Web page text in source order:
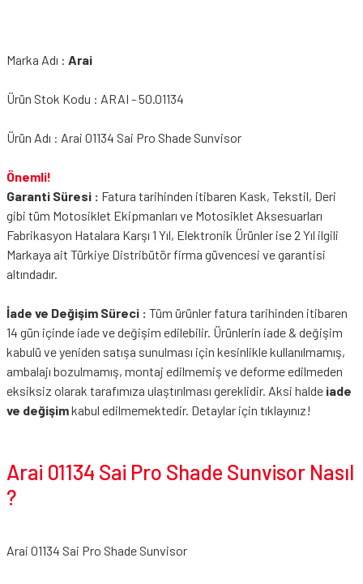
Marka Adı : Arai
Ürün Stok Kodu : ARAI - 50.01134
Ürün Adı : Arai 01134 Sai Pro Shade Sunvisor
Önemli!
Garanti Süresi : Fatura tarihinden itibaren Kask, Tekstil, Deri
gibi tüm Motosiklet Ekipmanları ve Motosiklet Aksesuarları
Fabrikasyon Hatalara Karşı 1 Yıl, Elektronik Ürünler ise 2 Yıl ilgili
Markaya ait Türkiye Distribütör firma güvencesi ve garantisi
altındadır.
İade ve Değişim Süreci : Tüm ürünler fatura tarihinden itibaren
14 gün içinde iade ve değişim edilebilir. Ürünlerin iade & değişim
kabulü ve yeniden satışa sunulması için kesinlikle kullanılmamış,
ambalajı bozulmamış, montaj edilmemiş ve deforme edilmeden
eksiksiz olarak tarafımıza ulaştırılması gereklidir. Aksi halde iade
ve değişimkabul edilmemektedir. Detaylar için tıklayınız!
Arai 01134 Sai Pro Shade Sunvisor Nasıl
?
Arai 01134 Sai Pro Shade Sunvisor